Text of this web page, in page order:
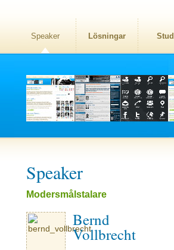
Speaker Lösningar
Speaker
Modersmålstalare
Bernd
Vollbrecht